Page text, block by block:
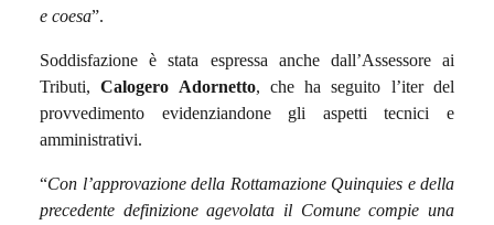
e coesa”.
Soddisfazione è stata espressa anche dall’Assessore ai
Tributi,Calogero Adornetto, che ha seguito l’iter del
provvedimento evidenziandone gli aspetti tecnici e
amministrativi.
“Con l’approvazione della Rottamazione Quinquies e della
precedente definizione agevolata il Comune compie una